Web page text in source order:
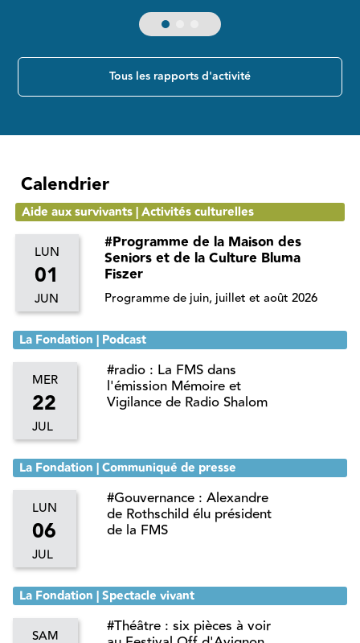
Tous les rapports d'activité
Calendrier
LUN
01
JUN
Aide aux survivants | Activités culturelles
#Programme de la Maison des
Seniors et de la Culture Bluma
Fiszer
Programme de juin, juillet et août 2026
MER
22
JUL
La Fondation | Podcast
#radio : La FMS dans
l'émission Mémoire et
Vigilance de Radio Shalom
LUN
06
JUL
La Fondation | Communiqué de presse
#Gouvernance : Alexandre
de Rothschild élu président
de la FMS
SAM
La Fondation | Spectacle vivant
#Théâtre : six pièces à voir